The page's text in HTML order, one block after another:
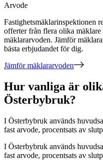
Arvode
Fastighetsmäklarinspektionen
offerter från flera olika
mäklararvoden. Jämför
bästa erbjudandet för dig.
Jämför mäklararvoden
Hur vanliga är
Österbybruk?
I Österbybruk används
fast arvode, procentsats av
I Österbybruk används
fast arvode, procentsats av